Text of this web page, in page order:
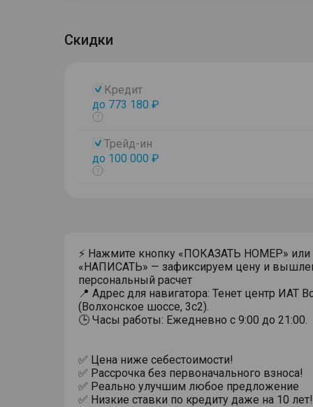
Скидки
Кредит
до 773 180 ₽
Показать
Трейд-ин
до 100 000 ₽
Показать
⚡ Нажмите кнопку «ПОКАЗАТЬ НОМЕР» или
«НАПИСАТЬ» — зафиксируем цену и
персональный расчет
📍 Адрес для навигатора: Тенет центр ИАТ
(Волхонское шоссе, 3с2).
🕒 Часы работы: Ежедневно с 9:00 до 21:00.
✅ Цена ниже себестоимости!
✅ Рассрочка без первоначального взноса!
✅ Реально улучшим любое предложение
✅ Низкие ставки по кредиту даже на 10 лет!